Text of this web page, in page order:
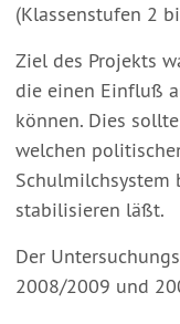
(Klassenstufen 2
Ziel des Projekts
die einen Einfluß
können. Dies
welchen
Schulmilchsystem
stabilisieren läßt.
Der
2008/2009 und